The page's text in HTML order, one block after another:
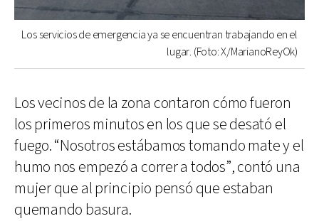
Los servicios de emergencia ya se encuentran trabajando en el
lugar. (Foto: X/MarianoReyOk)
Los vecinos de la zona contaron cómo fueron
los primeros minutos en los que se desató el
fuego. “Nosotros estábamos tomando mate y el
humo nos empezó a correr a todos”, contó una
mujer que al principio pensó que estaban
quemando basura.